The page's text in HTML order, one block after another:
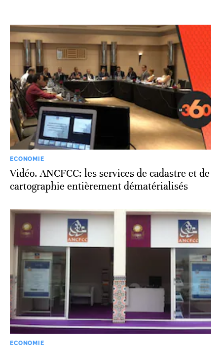
ECONOMIE
Vidéo. ANCFCC: les services de cadastre et de
cartographie entièrement dématérialisés
ECONOMIE